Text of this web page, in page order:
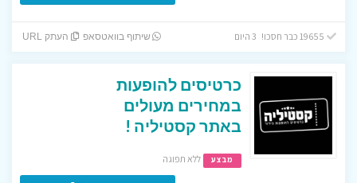
שיתוף בוואטסאפ העתק URL
כרטיסים להופעות
במחירים מעולים
באתר קסטיליה !
מבצע ללא תפוגה